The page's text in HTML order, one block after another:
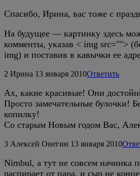
Спасибо, Ирина, вас тоже с
На будущее — картинку здесь
комменты, указав < img srс="">
img) и поставив в кавычки ее
2 Ирина 13 января 2010Ответить
Ах, какие красивые! Они
Просто замечательные булочки!
копилку!
Со старым Новым годом Вас,
3 Алексей Онегин 13 января 2010
Nimbul, а тут не совсем начинка
распирает от пара, и сыр не